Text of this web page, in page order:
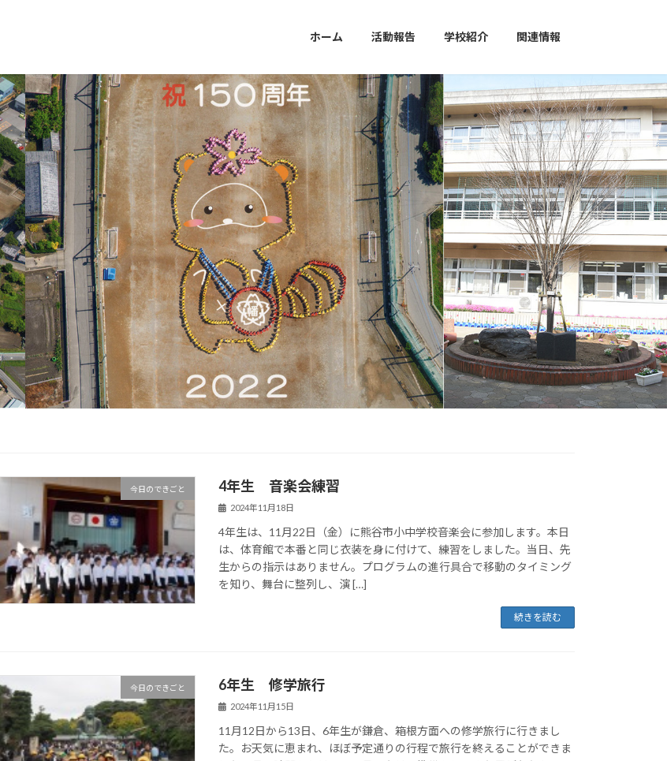
ホーム 活動報告 学校紹介 関連情報
今日のできごと 4年生 音楽会練習
2024年11月18日
4年生は、11月22日（金）に熊谷市小中学校音楽会に参加します。本日
は、体育館で本番と同じ衣装を身に付けて、練習をしました。当日、先
生からの指示はありません。プログラムの進行具合で移動のタイミング
を知り、舞台に整列し、演 […]
続きを読む
今日のできごと 6年生 修学旅行
2024年11月15日
11月12日から13日、6年生が鎌倉、箱根方面への修学旅行に行きまし
た。お天気に恵まれ、ほぼ予定通りの行程で旅行を終えることができま